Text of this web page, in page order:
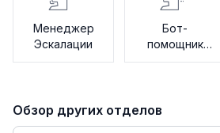
Менеджер
Эскалации
Бот-
помощник
агента
Обзор других отделов